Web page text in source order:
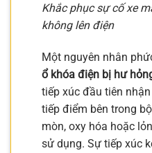
Khắc phục sự cố xe
không lên điện
Một nguyên nhân
ổ khóa điện bị hư
tiếp xúc đầu tiên
tiếp điểm bên trong
mòn, oxy hóa hoặc
sử dụng. Sự tiếp xúc